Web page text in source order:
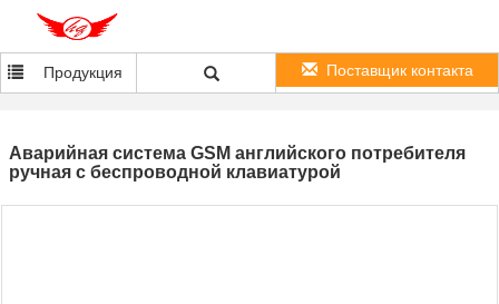
Продукция Поставщик контакта
Аварийная система GSM английского потребителя
ручная с беспроводной клавиатурой